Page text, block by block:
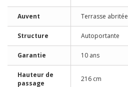
Auvent Terrasse abritée
Structure Autoportante
Garantie 10 ans
Hauteur de
passage
216 cm